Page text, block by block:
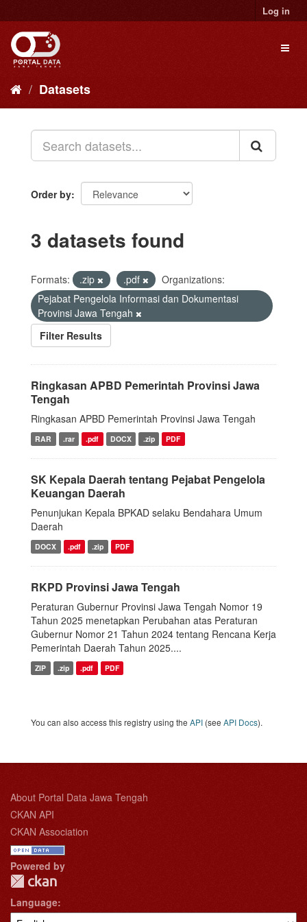
to
content
Log in
Datasets
Order by
3 datasets found
Formats: .zip .pdf
Organizations:
Pejabat Pengelola Informasi dan Dokumentasi
Provinsi Jawa Tengah
Filter Results
Ringkasan APBD Pemerintah Provinsi Jawa
Tengah
Ringkasan APBD Pemerintah Provinsi Jawa Tengah
RAR .rar .pdf DOCX .zip PDF
SK Kepala Daerah tentang Pejabat Pengelola
Keuangan Daerah
Penunjukan Kepala BPKAD selaku Bendahara Umum
Daerah
DOCX .pdf .zip PDF
RKPD Provinsi Jawa Tengah
Peraturan Gubernur Provinsi Jawa Tengah Nomor 19
Tahun 2025 menetapkan Perubahan atas Peraturan
Gubernur Nomor 21 Tahun 2024 tentang Rencana Kerja
Pemerintah Daerah Tahun 2025....
ZIP .zip .pdf PDF
You can also access this registry using the API (see API Docs).
About Portal Data Jawa Tengah
CKAN API
CKAN Association
Powered by
Language